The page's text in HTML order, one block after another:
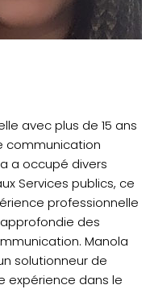
avec plus de 15 ans
communication
a occupé divers
Services publics, ce
professionnelle
des
Manola
solutionneur de
expérience dans le